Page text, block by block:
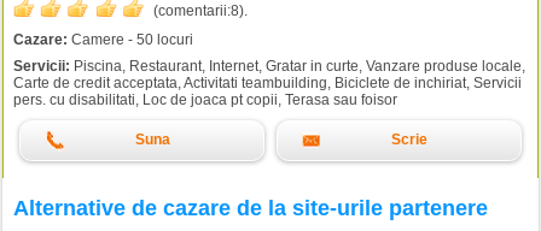
(comentarii:8).
Cazare: Camere - 50 locuri
Servicii: Piscina, Restaurant, Internet, Gratar in curte, Vanzare produse locale,
Carte de credit acceptata, Activitati teambuilding, Biciclete de inchiriat, Servicii
pers. cu disabilitati, Loc de joaca pt copii, Terasa sau foisor
Suna Scrie
Alternative de cazare de la site-urile partenere